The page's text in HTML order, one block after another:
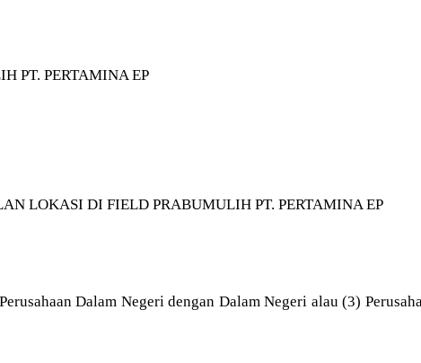
PT. PERTAMINA EP
LOKASI DI FIELD PRABUMULIH PT. PERTAMINA EP
Dalam Negeri dengan Dalam Negeri alau (3)